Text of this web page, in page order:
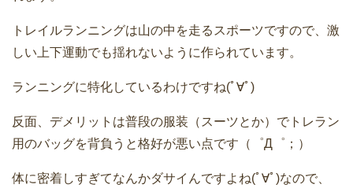
トレイルランニングは山の中を走るスポーツですので、激
しい上下運動でも揺れないように作られています。
ランニングに特化しているわけですね(ﾟ∀ﾟ)
反面、デメリットは普段の服装（スーツとか）でトレラン
用のバッグを背負うと格好が悪い点です（゜Д゜；）
体に密着しすぎてなんかダサイんですよね(ﾟ∀ﾟ)なので、